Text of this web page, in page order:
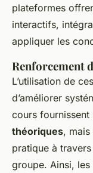
plateformes
interactifs,
appliquer les
Renforcement
L’utilisation de
d’améliorer
cours fournissent
théoriques,
pratique à
groupe. Ainsi,